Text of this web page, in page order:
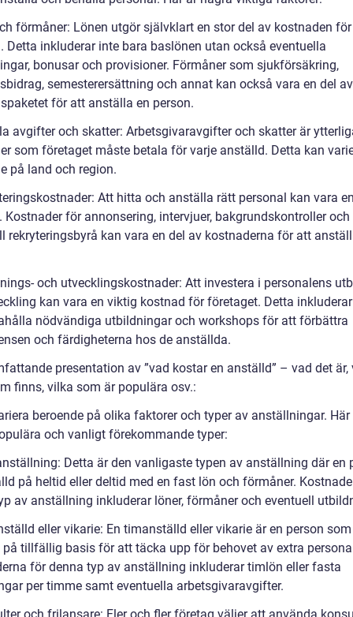
förmåner: Lönen utgör självklart en stor del av kostnaden
Detta inkluderar inte bara baslönen utan också eventuella
bonusar och provisioner. Förmåner som sjukförsäkring,
semesterersättning och annat kan också vara en del av
för att anställa en person.
avgifter och skatter: Arbetsgivaravgifter och skatter är
som företaget måste betala för varje anställd. Detta kan
på land och region.
Att hitta och anställa rätt personal kan vara
Kostnader för annonsering, intervjuer, bakgrundskontroller och
rekryteringsbyrå kan vara en del av kostnaderna för att
och utvecklingskostnader: Att investera i personalens
kan vara en viktig kostnad för företaget. Detta
nödvändiga utbildningar och workshops för att förbättra
och färdigheterna hos de anställda.
presentation av ”vad kostar en anställd” – vad det är,
finns, vilka som är populära osv.:
beroende på olika faktorer och typer av anställningar. Här
och vanligt förekommande typer:
Detta är den vanligaste typen av anställning där en
på heltid eller deltid med en fast lön och förmåner.
av anställning inkluderar löner, förmåner och eventuell
eller vikarie: En timanställd eller vikarie är en person som
tillfällig basis för att täcka upp för behovet av extra
för denna typ av anställning inkluderar timlön eller fasta
per timme samt eventuella arbetsgivaravgifter.